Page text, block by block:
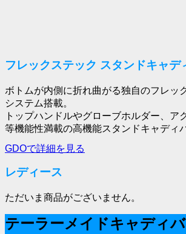
フレックステック スタンドキャデ
ボトムが内側に折れ曲がる独自のフレッ
システム搭載。
トップハンドルやグローブホルダー、ア
等機能性満載の高機能スタンドキャディ
GDOで詳細を見る
レディース
ただいま商品がございません。
テーラーメイドキャディ